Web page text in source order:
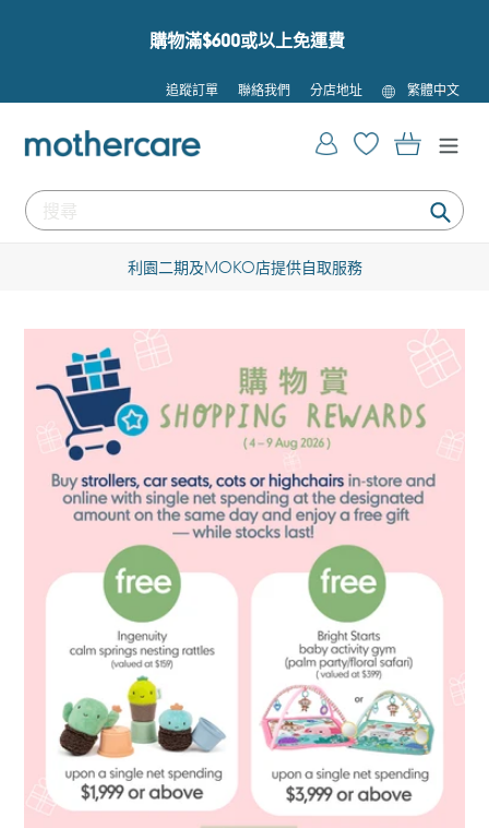
購物滿$600或以上免運費
追蹤訂單 聯絡我們 分店地址
語
言
繁體中文
提
登入 購物車
利園二期及MOKO店提供自取服務